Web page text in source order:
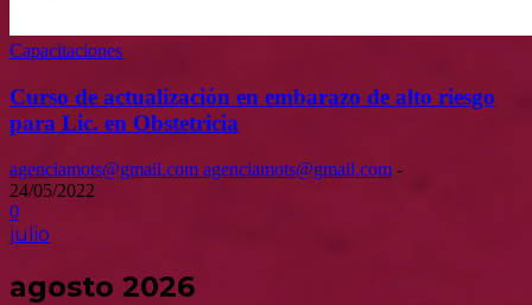
Capacitaciones
Curso de actualización en embarazo de alto riesgo
para Lic. en Obstetricia
agenciamots@gmail.com agenciamots@gmail.com -
24/05/2022
0
julio
agosto 2026